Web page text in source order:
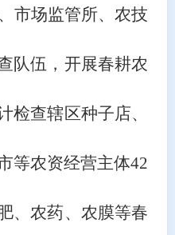
市场监管所、农技
队伍，开展春耕农
检查辖区种子店、
等农资经营主体42
、农药、农膜等春